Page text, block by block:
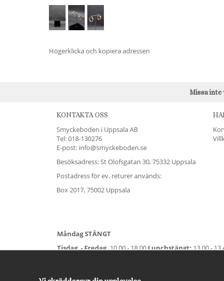
Högerklicka och kopiera adressen
Missa inte
KONTAKTA OSS
Smyckeboden i Uppsala AB
Tel:018-130276
E-post: info@smyckeboden.se
Besöksadress: St Olofsgatan 30, 75332 Uppsala
Postadress för ev. returer används:
Box 2017, 75002 Uppsala
Måndag STÄNGT
Tisdag - Fredag, 10.00 - 18.00 Lunchstängt: 13.00 -
För avvikande öppettider: